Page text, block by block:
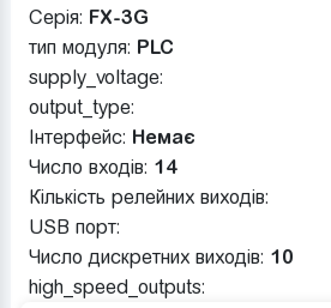
Серія: FX-3G
тип модуля: PLC
supply_voltage:
output_type:
Інтерфейс: Немає
Число входів: 14
Кількість релейних виходів:
USB порт:
Число дискретних виходів: 10
high_speed_outputs: